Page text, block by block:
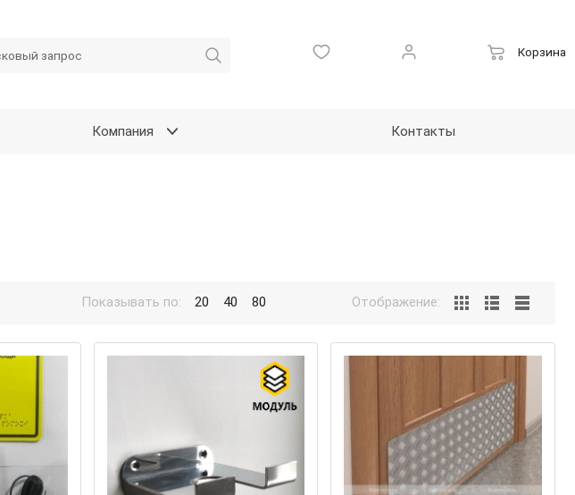
Корзина
Компания Контакты
Показывать по: 20 40 80 Отображение: